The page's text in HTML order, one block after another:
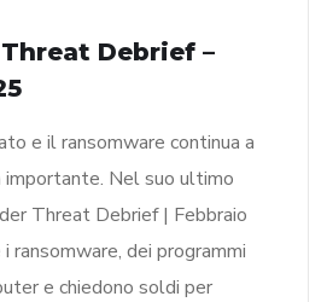
Debrief –
e il ransomware continua a
importante. Nel suo ultimo
Threat Debrief | Febbraio
ransomware, dei programmi
e chiedono soldi per